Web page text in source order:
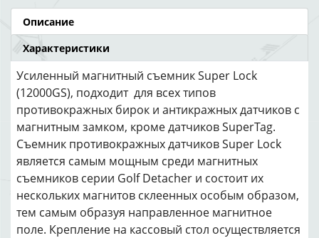
Описание
Характеристики
Усиленный магнитный съемник Super Lock
(12000GS), подходит для всех типов
противокражных бирок и антикражных датчиков с
магнитным замком, кроме датчиков SuperTag.
Съемник противокражных датчиков Super Lock
является самым мощным среди магнитных
съемников серии Golf Detacher и состоит их
нескольких магнитов склеенных особым образом,
тем самым образуя направленное магнитное
поле. Крепление на кассовый стол осуществляется